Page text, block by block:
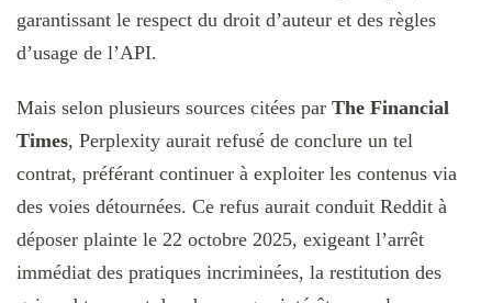
garantissant le respect du droit d’auteur et des règles
d’usage de l’API.
Mais selon plusieurs sources citées par The Financial
Times, Perplexity aurait refusé de conclure un tel
contrat, préférant continuer à exploiter les contenus via
des voies détournées. Ce refus aurait conduit Reddit à
déposer plainte le 22 octobre 2025, exigeant l’arrêt
immédiat des pratiques incriminées, la restitution des